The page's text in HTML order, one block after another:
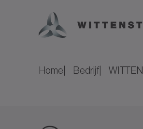
Home Bedrijf